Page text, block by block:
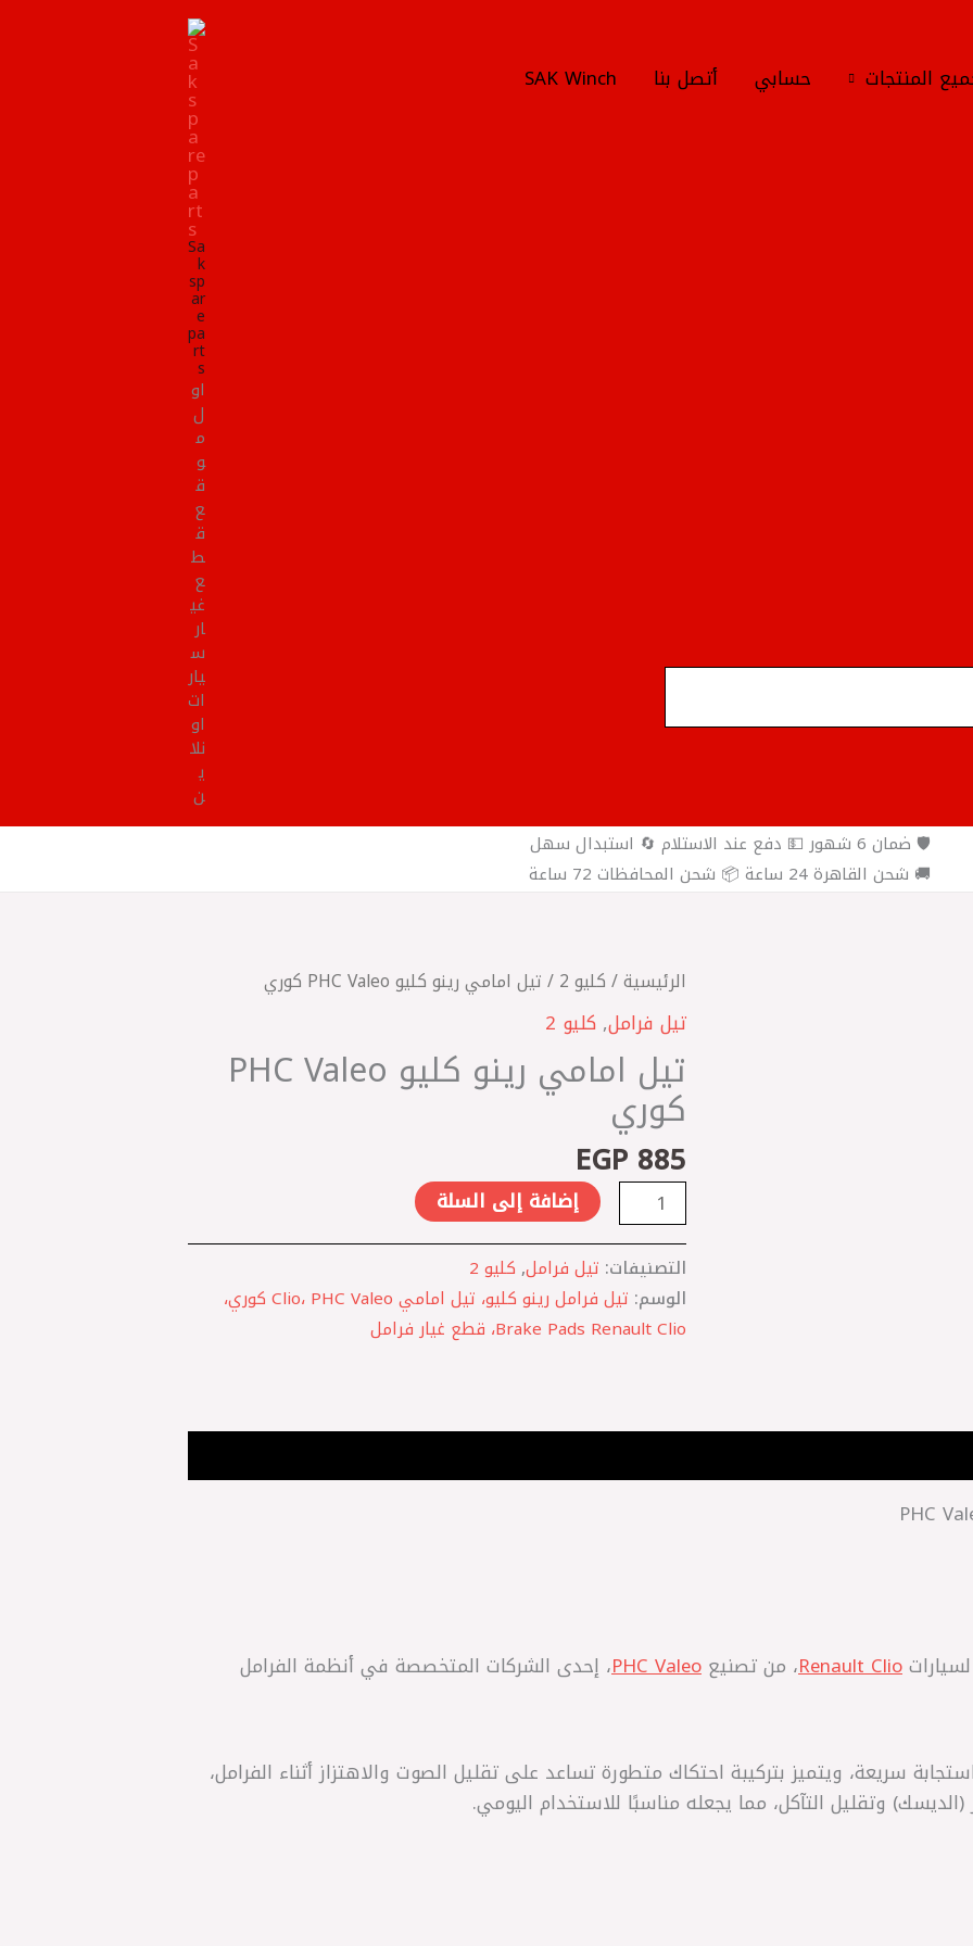
المنتجات حسابي أتصل بنا SAK Winch
Sa
k
sp
ar
e
pa
rt
s
او
ل
م
و
ق
ع
ق
ط
ع
غي
ار
س
يار
ات
او
نلا
ي
ن
🛡️ ضمان 6 شهور 💵 دفع عند الاستلام 🔄 استبدال سهل
🚚 شحن القاهرة 24 ساعة 📦 شحن المحافظات 72 ساعة
الرئيسية/ كليو 2 / تيل امامي رينو كليو PHC Valeo كوري
تيل فرامل, كليو 2
تيل امامي رينو كليو PHC Valeo
كوري
EGP 885
كمية
تيل
امامي
رينو
كليو
PHC
Valeo
كوري
إضافة إلى السلة
التصنيفات: تيل فرامل, كليو 2
الوسم:
تيل فرامل رينو كليو، تيل امامي Clio، PHC Valeo كوري،
Brake Pads Renault Clio، قطع غيار فرامل
Renault Clio، من تصنيع PHC Valeo، إحدى الشركات المتخصصة في أنظمة الفرامل
سريعة، ويتميز بتركيبة احتكاك متطورة تساعد على تقليل الصوت والاهتزاز أثناء الفرامل،
وتقليل التآكل، مما يجعله مناسبًا للاستخدام اليومي.